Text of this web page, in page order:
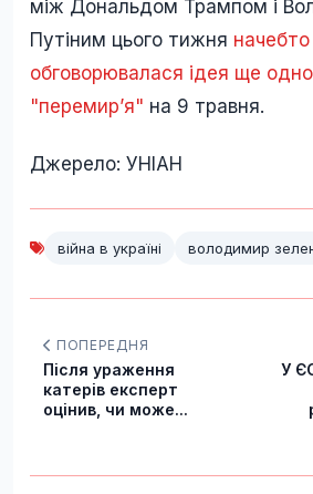
між Дональдом Трампом і
Путіним цього тижня начебто
обговорювалася ідея ще
"перемир’я" на 9 травня.
Джерело: УНІАН
війна в україні володимир
ПОПЕРЕДНЯ
Після ураження
катерів експерт
оцінив, чи може...
У